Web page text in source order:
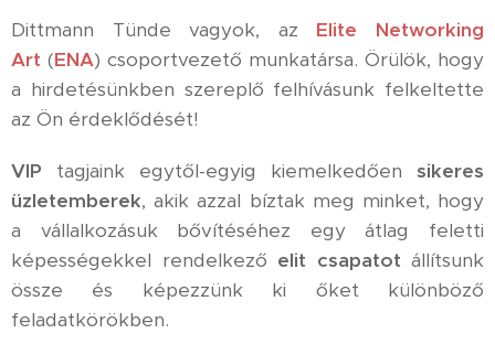
Dittmann Tünde vagyok, az Elite Networking
Art (ENA) csoportvezető munkatársa. Örülök, hogy
a hirdetésünkben szereplő felhívásunk felkeltette
az Ön érdeklődését!
VIP tagjaink egytől-egyig kiemelkedően sikeres
üzletemberek, akik azzal bíztak meg minket, hogy
a vállalkozásuk bővítéséhez egy átlag feletti
képességekkel rendelkező elit csapatot állítsunk
össze és képezzünk ki őket különböző
feladatkörökben.